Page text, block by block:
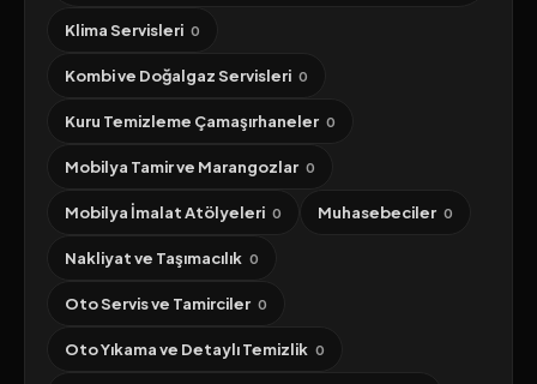
Klima Servisleri 0
Kombi ve Doğalgaz Servisleri 0
Kuru Temizleme Çamaşırhaneler 0
Mobilya Tamir ve Marangozlar 0
Mobilya İmalat Atölyeleri 0 Muhasebeciler 0
Nakliyat ve Taşımacılık 0
Oto Servis ve Tamirciler 0
Oto Yıkama ve Detaylı Temizlik 0